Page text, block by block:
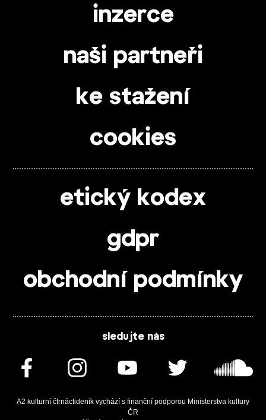
inzerce
naši partneři
ke stažení
cookies
etický kodex
gdpr
obchodní podmínky
sledujte nás
A2 kulturní čtrnáctideník vychází s finanční podporou Ministerstva kultury
ČR